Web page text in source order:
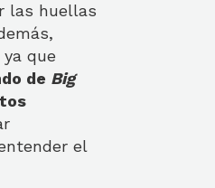
las huellas
que
de Big
el